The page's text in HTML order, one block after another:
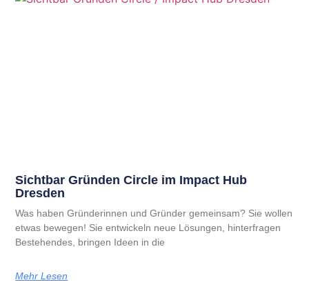
Sichtbar Gründen Circle im Impact Hub
Dresden
Was haben Gründerinnen und Gründer gemeinsam? Sie wollen
etwas bewegen! Sie entwickeln neue Lösungen, hinterfragen
Bestehendes, bringen Ideen in die
Mehr Lesen